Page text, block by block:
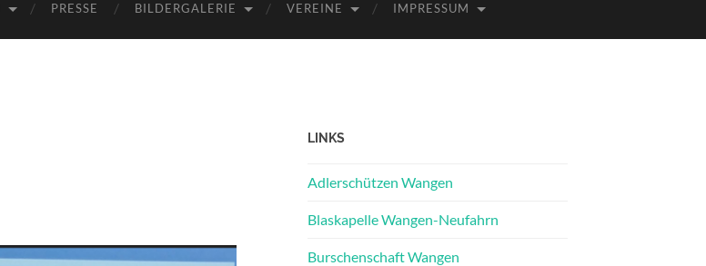
PRESSE BILDERGALERIE VEREINE IMPRESSUM
LINKS
Adlerschützen Wangen
Blaskapelle Wangen-Neufahrn
Burschenschaft Wangen